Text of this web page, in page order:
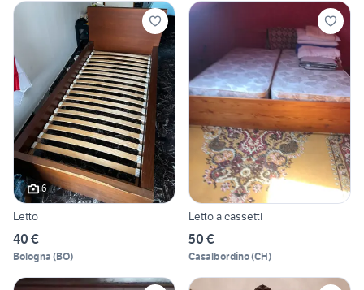
6
Letto
40 €
Bologna (BO)
Letto a cassetti
50 €
Casalbordino(CH)